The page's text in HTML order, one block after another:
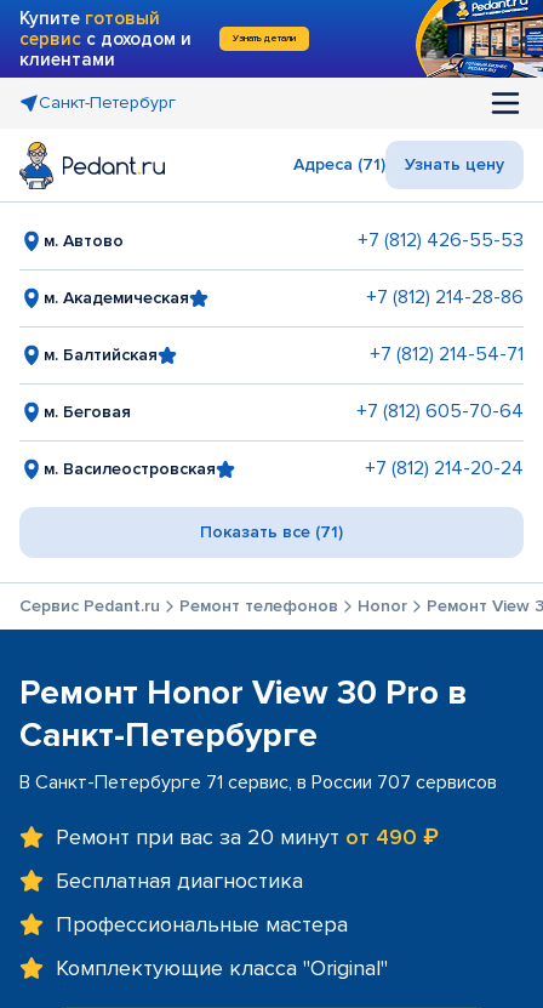
Купите готовый
сервис с доходом и
клиентами
Узнать детали
Санкт-Петербург
Адреса (71) Узнать цену
м. Автово +7 (812) 426-55-53
м. Академическая +7 (812) 214-28-86
м. Балтийская +7 (812) 214-54-71
м. Беговая +7 (812) 605-70-64
м. Василеостровская +7 (812) 214-20-24
Показать все (71)
Сервис Pedant.ru Ремонт телефонов Honor Ремонт View
Ремонт Honor View 30 Pro в
Санкт-Петербурге
В Санкт-Петербурге 71 сервис, в России 707 сервисов
Ремонт при вас за 20 минут от 490 ₽
Бесплатная диагностика
Профессиональные мастера
Комплектующие класса "Original"